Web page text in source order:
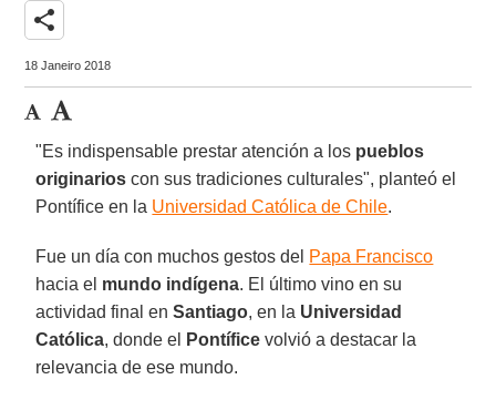
share
18 Janeiro 2018
"Es indispensable prestar atención a los pueblos
originarios con sus tradiciones culturales", planteó el
Pontífice en la Universidad Católica de Chile.
Fue un día con muchos gestos del Papa Francisco
hacia el mundo indígena. El último vino en su
actividad final enSantiago, en la Universidad
Católica, donde el Pontífice volvió a destacar la
relevancia de ese mundo.